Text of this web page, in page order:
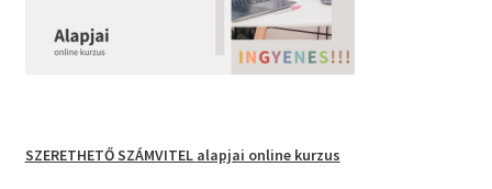
SZERETHETŐ SZÁMVITEL alapjai online kurzus